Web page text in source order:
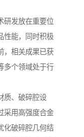
研发放在重要位
性能，同时积极
，相关成果已获
多个领域处于行
质、破碎腔设
采用高强度合金
化破碎腔几何结